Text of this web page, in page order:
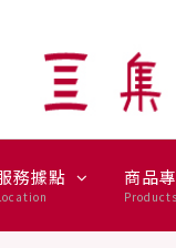
務據點 商品
Products